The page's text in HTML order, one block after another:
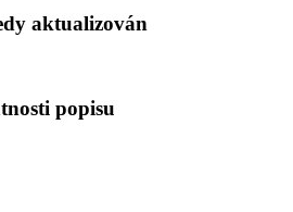
aktualizován
popisu